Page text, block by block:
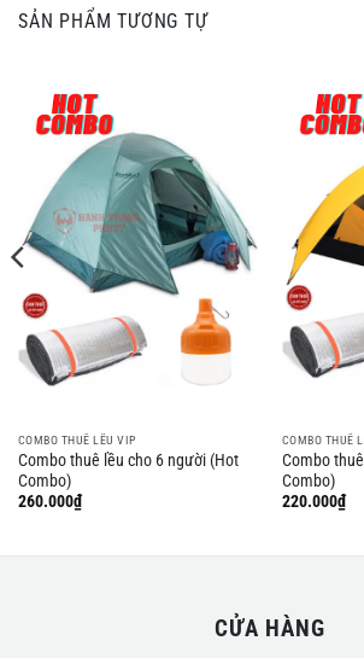
SẢN PHẨM TƯƠNG TỰ
COMBO THUÊ LỀU VIP
Combo thuê lều cho 6 người (Hot
Combo)
260.000₫
COMBO THUÊ
Combo
Combo)
220.000₫
CỬA HÀNG